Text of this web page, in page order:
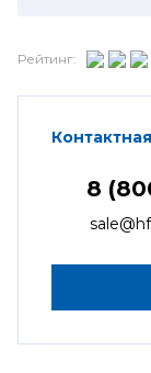
Рейтинг:
8